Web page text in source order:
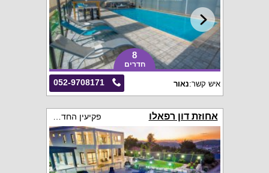
8
חדרים
052-9708171 איש קשר:נאור
אחוזת דון רפאלו